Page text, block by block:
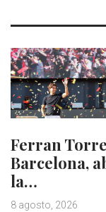
Ferran
Barcelona,
la…
8 agosto, 2026